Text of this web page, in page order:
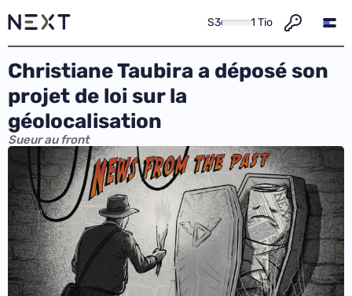
S3 1 Tio
Christiane Taubira a déposé son
projet de loi sur la
géolocalisation
Sueur au front